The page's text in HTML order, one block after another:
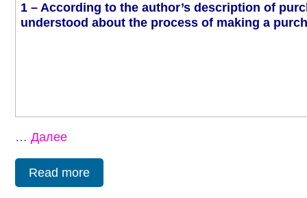
1 – According to the author’s description of
understood about the process of making a
…Далее
Read more